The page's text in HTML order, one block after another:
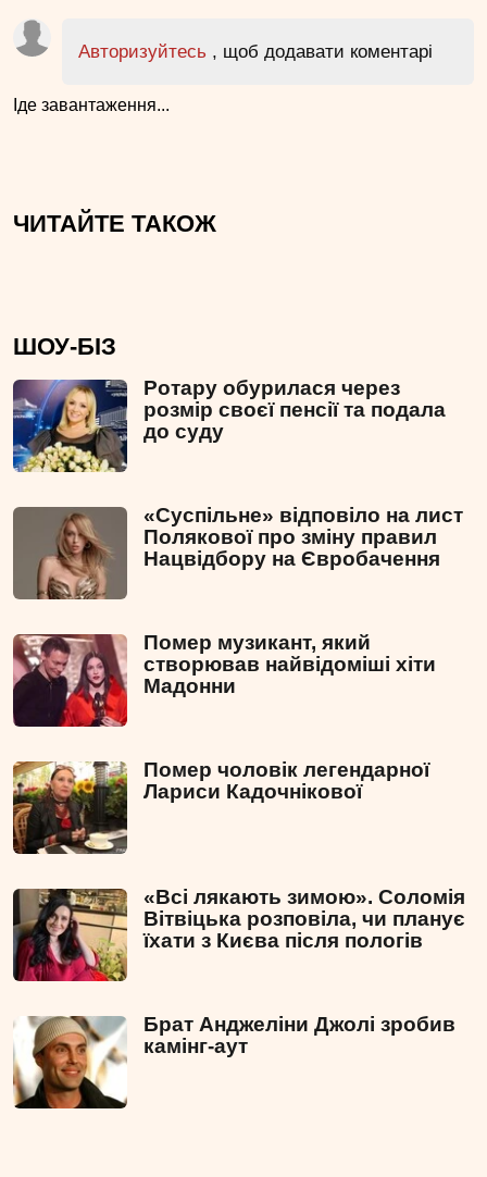
Авторизуйтесь , щоб додавати коментарі
Іде завантаження...
ЧИТАЙТЕ ТАКОЖ
ШОУ-БІЗ
Ротару обурилася через
розмір своєї пенсії та подала
до суду
«Суспільне» відповіло на лист
Полякової про зміну правил
Нацвідбору на Євробачення
Помер музикант, який
створював найвідоміші хіти
Мадонни
Помер чоловік легендарної
Лариси Кадочнікової
«Всі лякають зимою». Соломія
Вітвіцька розповіла, чи планує
їхати з Києва після пологів
Брат Анджеліни Джолі зробив
камінг-аут